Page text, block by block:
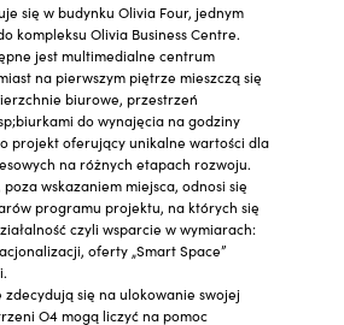
się w budynku Olivia Four, jednym
kompleksu Olivia Business Centre.
jest multimedialne centrum
na pierwszym piętrze mieszczą się
biurowe, przestrzeń
do wynajęcia na godziny
projekt oferujący unikalne wartości dla
na różnych etapach rozwoju.
poza wskazaniem miejsca, odnosi się
programu projektu, na których się
czyli wsparcie w wymiarach:
oferty „Smart Space”
zdecydują się na ulokowanie swojej
O4 mogą liczyć na pomoc